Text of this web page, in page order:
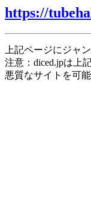
https://
上記ページにジャ
注意：diced.jpは上
悪質なサイトを可